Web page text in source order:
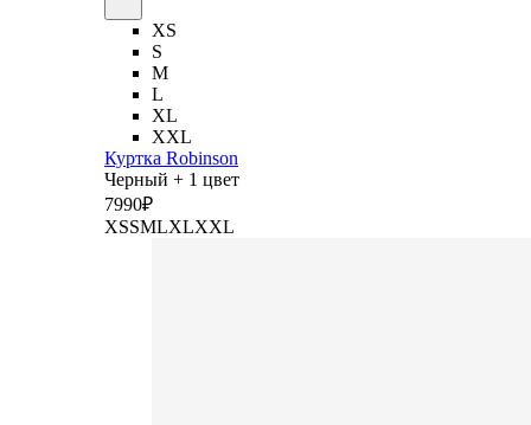
XS
S
M
L
XL
XXL
Куртка Robinson
Черный + 1 цвет
7990₽
XSSMLXLXXL